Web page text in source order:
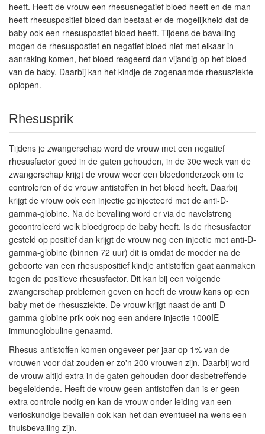
heeft. Heeft de vrouw een rhesusnegatief bloed heeft en de man
heeft rhesuspositief bloed dan bestaat er de mogelijkheid dat de
baby ook een rhesuspostief bloed heeft. Tijdens de bavalling
mogen de rhesuspostief en negatief bloed niet met elkaar in
aanraking komen, het bloed reageerd dan vijandig op het bloed
van de baby. Daarbij kan het kindje de zogenaamde rhesusziekte
oplopen.
Rhesusprik
Tijdens je zwangerschap word de vrouw met een negatief
rhesusfactor goed in de gaten gehouden, in de 30e week van de
zwangerschap krijgt de vrouw weer een bloedonderzoek om te
controleren of de vrouw antistoffen in het bloed heeft. Daarbij
krijgt de vrouw ook een injectie geinjecteerd met de anti-D-
gamma-globine. Na de bevalling word er via de navelstreng
gecontroleerd welk bloedgroep de baby heeft. Is de rhesusfactor
gesteld op positief dan krijgt de vrouw nog een injectie met anti-D-
gamma-globine (binnen 72 uur) dit is omdat de moeder na de
geboorte van een rhesuspositief kindje antistoffen gaat aanmaken
tegen de positieve rhesusfactor. Dit kan bij een volgende
zwangerschap problemen geven en heeft de vrouw kans op een
baby met de rhesusziekte. De vrouw krijgt naast de anti-D-
gamma-globine prik ook nog een andere injectie 1000IE
immunoglobuline genaamd.
Rhesus-antistoffen komen ongeveer per jaar op 1% van de
vrouwen voor dat zouden er zo'n 200 vrouwen zijn. Daarbij word
de vrouw altijd extra in de gaten gehouden door desbetreffende
begeleidende. Heeft de vrouw geen antistoffen dan is er geen
extra controle nodig en kan de vrouw onder leiding van een
verloskundige bevallen ook kan het dan eventueel na wens een
thuisbevalling zijn.